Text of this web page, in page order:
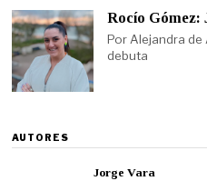
Rocío Gómez:
Por Alejandra de
debuta
AUTORES
Jorge Vara